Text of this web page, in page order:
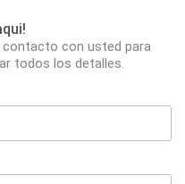
con usted para
todos los detalles.